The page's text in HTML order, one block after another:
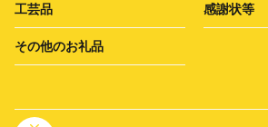
工芸品 感謝状等
その他のお礼品